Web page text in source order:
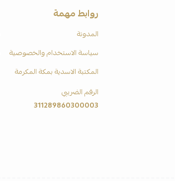
روابط مهمة
المدونة
سياسة الاستخدام والخصوصية
المكتبة الاسدية بمكة المكرمة
الرقم الضريبي
311289860300003